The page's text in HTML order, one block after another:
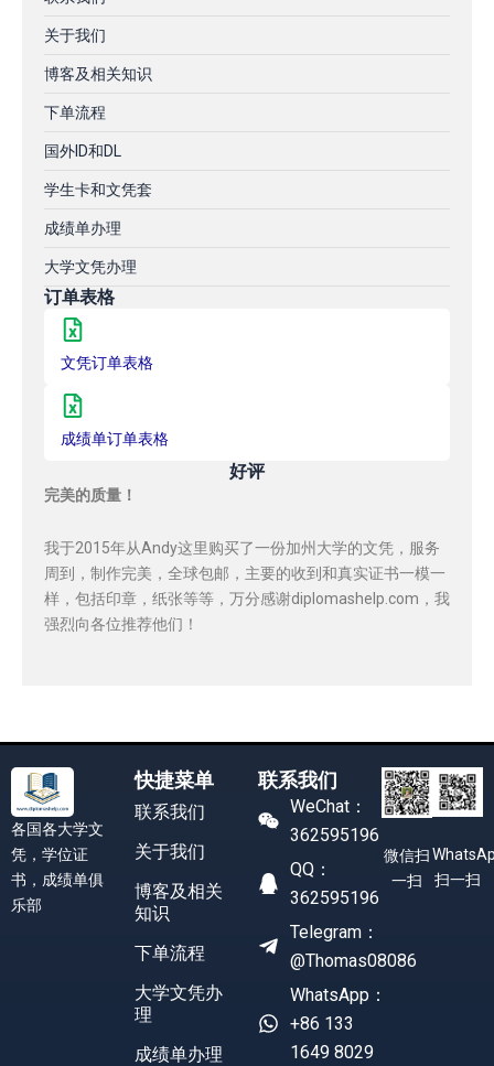
关于我们
博客及相关知识
下单流程
国外ID和DL
学生卡和文凭套
成绩单办理
大学文凭办理
订单表格
文凭订单表格
成绩单订单表格
好评
完美的质量！
我于2015年从Andy这里购买了一份加州大学的文凭，服务
周到，制作完美，全球包邮，主要的收到和真实证书一模一
样，包括印章，纸张等等，万分感谢diplomashelp.com，我
强烈向各位推荐他们！
各国各大学文
凭，学位证
书，成绩单俱
乐部
快捷菜单
联系我们
关于我们
博客及相关
知识
下单流程
大学文凭办
理
成绩单办理
联系我们
WeChat：
362595196
QQ：
362595196
Telegram：
@Thomas08086
WhatsApp：
+86 133
1649 8029
微信扫
一扫
扫一扫